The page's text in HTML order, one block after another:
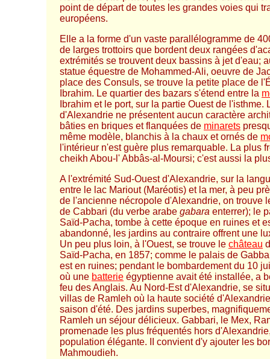
point de départ de toutes les grandes voies qui
européens.
Elle a la forme d'un vaste parallélogramme de
de larges trottoirs que bordent deux rangées
extrémités se trouvent deux bassins à jet d'eau;
statue équestre de Mohammed-Ali, oeuvre de
place des Consuls, se trouve la petite place de
Ibrahim. Le quartier des bazars s'étend entre la
Ibrahim et le port, sur la partie Ouest de l'isthme.
d'Alexandrie ne présentent aucun caractère
bâties en briques et flanquées de minarets
même modèle, blanchis à la chaux et ornés de
l'intérieur n'est guère plus remarquable. La plus
cheikh Abou-l' Abbâs-al-Moursi; c'est aussi la
A l'extrémité Sud-Ouest d'Alexandrie, sur la
entre le lac Mariout (Maréotis) et la mer, à peu
de l'ancienne nécropole d'Alexandrie, on trouve
de Cabbari (du verbe arabe gabara enterrer); le
Saïd-Pacha, tombe à cette époque en ruines et
abandonné, les jardins au contraire offrent une
Un peu plus loin, à l'Ouest, se trouve le château
Saïd-Pacha, en 1857; comme le palais de
est en ruines; pendant le bombardement du 10
où une batterie égyptienne avait été installée, a
feu des Anglais. Au Nord-Est d'Alexandrie, se
villas de Ramleh où la haute société
saison d'été. Des jardins superbes,
Ramleh un séjour délicieux. Gabbari, le Mex,
promenade les plus fréquentés hors
population élégante. II convient d'y ajouter les
Mahmoudieh.